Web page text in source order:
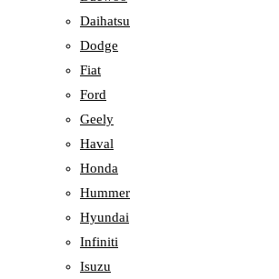
Daihatsu
Dodge
Fiat
Ford
Geely
Haval
Honda
Hummer
Hyundai
Infiniti
Isuzu